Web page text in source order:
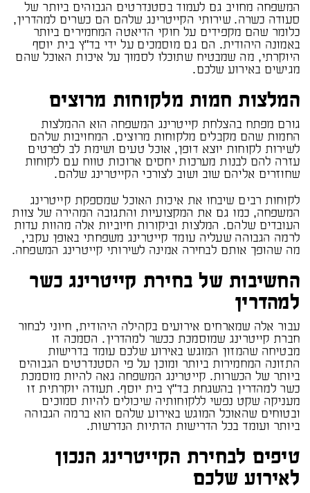
המשפחה מחויב גם לעמוד בסטנדרטים הגבוהים ביותר של
סעודה כשרה. שירותי הקייטרינג שלהם הם כשרים למהדרין,
כלומר שהם מקפידים על חוקי הדיאטה המחמירים ביותר
באמונה היהודית. הם גם מוסמכים על ידי בד"ץ בית יוסף
היוקרתי, מה שמבטיח שתוכלו לסמוך על איכות האוכל שהם
מגישים באירוע שלכם.
המלצות חמות מלקוחות מרוצים
גורם מפתח בהצלחת קייטרינג המשפחה הוא ההמלצות
החמות שהם מקבלים מלקוחות מרוצים. המחויבות שלהם
לשירות לקוחות יוצא דופן, אוכל טעים ושימת לב לפרטים
עזרה להם לבנות מערכות יחסים ארוכות טווח עם לקוחות
שחוזרים אליהם שוב ושוב לצורכי הקייטרינג שלהם.
לקוחות רבים שיבחו את איכות האוכל שמספקת קייטרינג
המשפחה, כמו גם את המקצועיות והתגובה המהירה של צוות
העובדים שלהם. המלצות וביקורות חיוביות אלה מהוות עדות
לרמה הגבוהה שעליה עומד קייטרינג משפחתי באופן עקבי,
מה שהופך אותם לבחירה אמינה לשירותי קייטרינג המשפחה.
החשיבות של בחירת קייטרינג כשר
למהדרין
עבור אלה שמארחים אירועים בקהילה היהודית, חיוני לבחור
חברת קייטרינג שמוסמכת ככשר למהדרין. הסמכה זו
מבטיחה שהמזון המוגש באירוע שלכם עומד בדרישות
התזונה המחמירות ביותר ומוכן על פי הסטנדרטים הגבוהים
ביותר של הכשרות. קייטרינג המשפחה גאה להיות מוסמכת
כשר למהדרין בהשגחת בד"ץ בית יוסף. תעודה יוקרתית זו
מעניקה שקט נפשי ללקוחותיה שיכולים להיות סמוכים
ובטוחים שהאוכל המוגש באירוע שלהם הוא ברמה הגבוהה
ביותר ועומד בכל הדרישות הדתיות הנדרשות.
טיפים לבחירת הקייטרינג הנכון
לאירוע שלכם